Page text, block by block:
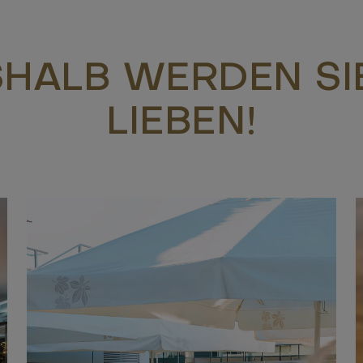
WERDEN
LIEBEN!